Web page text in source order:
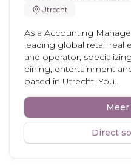
Utrecht
As a Accounting
leading global retail real
and operator,
dining, entertainment
based in Utrecht. You...
Direct